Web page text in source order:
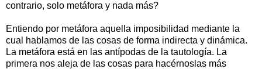
contrario, solo metáfora y nada más?
Entiendo por metáfora aquella imposibilidad mediante la
cual hablamos de las cosas de forma indirecta y dinámica.
La metáfora está en las antípodas de la tautología. La
primera nos aleja de las cosas para hacérnoslas más